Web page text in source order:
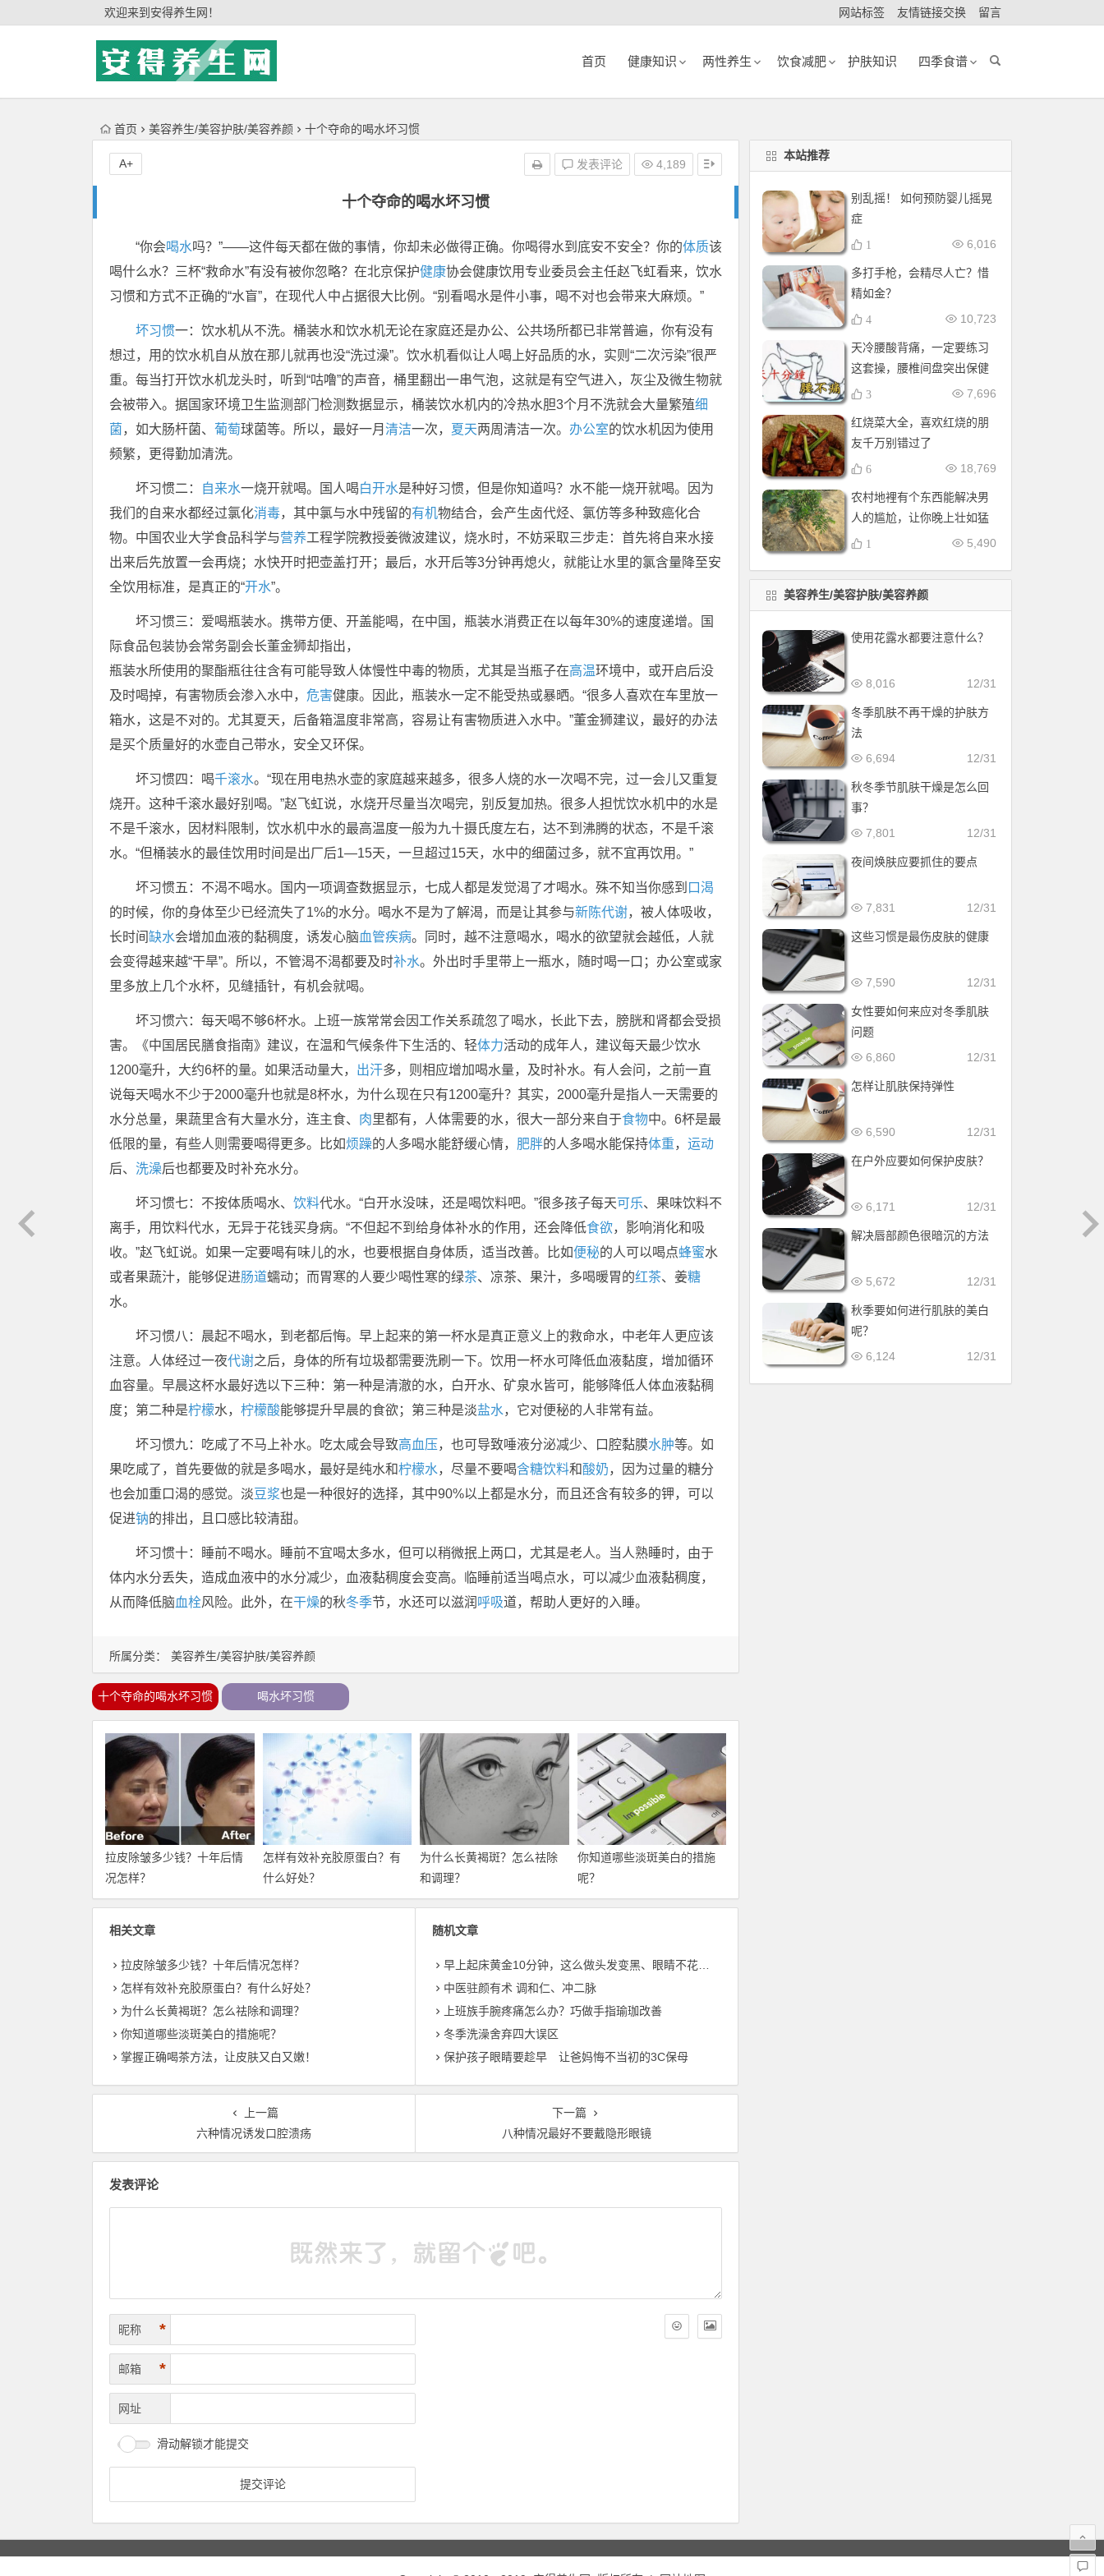
欢迎来到安得养生网！ 网站标签 友情链接交换 留言
首页 健康知识 两性养生 饮食减肥 护肤知识 四季食谱
首页 美容养生/美容护肤/美容养颜 十个夺命的喝水坏习惯
十个夺命的喝水坏习惯
发表评论 4,189
A+
所属分类： 美容养生/美容护肤/美容养颜
“你会喝水吗？”——这件每天都在做的事情，你却未必做得正确。你喝得水到底安不安全？你的体质该
喝什么水？三杯“救命水”有没有被你忽略？在北京保护健康协会健康饮用专业委员会主任赵飞虹看来，饮水
习惯和方式不正确的“水盲”，在现代人中占据很大比例。“别看喝水是件小事，喝不对也会带来大麻烦。”
坏习惯一：饮水机从不洗。桶装水和饮水机无论在家庭还是办公、公共场所都已非常普遍，你有没有
想过，用的饮水机自从放在那儿就再也没“洗过澡”。饮水机看似让人喝上好品质的水，实则“二次污染”很严
重。每当打开饮水机龙头时，听到“咕噜”的声音，桶里翻出一串气泡，这就是有空气进入，灰尘及微生物就
会被带入。据国家环境卫生监测部门检测数据显示，桶装饮水机内的冷热水胆3个月不洗就会大量繁殖细
菌，如大肠杆菌、 葡萄球菌等。所以，最好一月 清洁一次， 夏天两周清洁一次。 办公室的饮水机因为使用
频繁，更得勤加清洗。
坏习惯二： 自来水一烧开就喝。国人喝白开水是种好习惯，但是你知道吗？水不能一烧开就喝。因为
我们的自来水都经过氯化消毒，其中氯与水中残留的有机物结合，会产生卤代烃、氯仿等多种致癌化合
物。中国农业大学食品科学与营养工程学院教授姜微波建议，烧水时，不妨采取三步走：首先将自来水接
出来后先放置一会再烧；水快开时把壶盖打开；最后，水开后等3分钟再熄火，就能让水里的氯含量降至安
全饮用标准，是真正的“开水”。
坏习惯三：爱喝瓶装水。携带方便、开盖能喝，在中国，瓶装水消费正在以每年30%的速度递增。国
际食品包装协会常务副会长董金狮却指出，
瓶装水所使用的聚酯瓶往往含有可能导致人体慢性中毒的物质，尤其是当瓶子在高温环境中，或开启后没
及时喝掉，有害物质会渗入水中， 危害健康。因此，瓶装水一定不能受热或暴晒。“很多人喜欢在车里放一
箱水，这是不对的。尤其夏天，后备箱温度非常高，容易让有害物质进入水中。”董金狮建议，最好的办法
是买个质量好的水壶自己带水，安全又环保。
坏习惯四：喝千滚水。“现在用电热水壶的家庭越来越多，很多人烧的水一次喝不完，过一会儿又重复
烧开。这种千滚水最好别喝。”赵飞虹说，水烧开尽量当次喝完，别反复加热。很多人担忧饮水机中的水是
不是千滚水，因材料限制，饮水机中水的最高温度一般为九十摄氏度左右，达不到沸腾的状态，不是千滚
水。“但桶装水的最佳饮用时间是出厂后1—15天，一旦超过15天，水中的细菌过多，就不宜再饮用。”
坏习惯五：不渴不喝水。国内一项调查数据显示，七成人都是发觉渴了才喝水。殊不知当你感到 口渴
的时候，你的身体至少已经流失了1%的水分。喝水不是为了解渴，而是让其参与新陈代谢，被人体吸收，
长时间缺水会增加血液的黏稠度，诱发心脑血管疾病。同时，越不注意喝水，喝水的欲望就会越低，人就
会变得越来越“干旱”。所以，不管渴不渴都要及时补水。外出时手里带上一瓶水，随时喝一口；办公室或家
里多放上几个水杯，见缝插针，有机会就喝。
坏习惯六：每天喝不够6杯水。上班一族常常会因工作关系疏忽了喝水，长此下去，膀胱和肾都会受损
害。《中国居民膳食指南》建议，在温和气候条件下生活的、轻体力活动的成年人，建议每天最少饮水
1200毫升，大约6杯的量。如果活动量大， 出汗多，则相应增加喝水量，及时补水。有人会问，之前一直
说每天喝水不少于2000毫升也就是8杯水，为什么现在只有1200毫升？其实，2000毫升是指人一天需要的
水分总量，果蔬里含有大量水分，连主食、 肉里都有，人体需要的水，很大一部分来自于食物中。6杯是最
低限的量，有些人则需要喝得更多。比如烦躁的人多喝水能舒缓心情， 肥胖的人多喝水能保持体重， 运动
后、 洗澡后也都要及时补充水分。
坏习惯七：不按体质喝水、 饮料代水。“白开水没味，还是喝饮料吧。”很多孩子每天可乐、果味饮料不
离手，用饮料代水，无异于花钱买身病。“不但起不到给身体补水的作用，还会降低食欲，影响消化和吸
收。”赵飞虹说。如果一定要喝有味儿的水，也要根据自身体质，适当改善。比如便秘的人可以喝点蜂蜜水
或者果蔬汁，能够促进肠道蠕动；而胃寒的人要少喝性寒的绿茶、凉茶、果汁，多喝暖胃的红茶、姜糖
水。
坏习惯八：晨起不喝水，到老都后悔。早上起来的第一杯水是真正意义上的救命水，中老年人更应该
注意。人体经过一夜代谢之后，身体的所有垃圾都需要洗刷一下。饮用一杯水可降低血液黏度，增加循环
血容量。早晨这杯水最好选以下三种：第一种是清澈的水，白开水、矿泉水皆可，能够降低人体血液黏稠
度；第二种是柠檬水， 柠檬酸能够提升早晨的食欲；第三种是淡盐水，它对便秘的人非常有益。
坏习惯九：吃咸了不马上补水。吃太咸会导致高血压，也可导致唾液分泌减少、口腔黏膜水肿等。如
果吃咸了，首先要做的就是多喝水，最好是纯水和柠檬水，尽量不要喝含糖饮料和酸奶，因为过量的糖分
也会加重口渴的感觉。淡豆浆也是一种很好的选择，其中90%以上都是水分，而且还含有较多的钾，可以
促进钠的排出，且口感比较清甜。
坏习惯十：睡前不喝水。睡前不宜喝太多水，但可以稍微抿上两口，尤其是老人。当人熟睡时，由于
体内水分丢失，造成血液中的水分减少，血液黏稠度会变高。临睡前适当喝点水，可以减少血液黏稠度，
从而降低脑血栓风险。此外，在干燥的秋冬季节，水还可以滋润 呼吸道，帮助人更好的入睡。
十个夺命的喝水坏习惯 喝水坏习惯
拉皮除皱多少钱？十年后情
况怎样？
怎样有效补充胶原蛋白？有
什么好处？
为什么长黄褐斑？怎么祛除
和调理？
你知道哪些淡斑美白的措施
呢？
相关文章
拉皮除皱多少钱？十年后情况怎样？
怎样有效补充胶原蛋白？有什么好处？
为什么长黄褐斑？怎么祛除和调理？
你知道哪些淡斑美白的措施呢？
掌握正确喝茶方法，让皮肤又白又嫩！
随机文章
早上起床黄金10分钟，这么做头发变黑、眼睛不花，人更长寿
中医驻颜有术 调和仁、冲二脉
上班族手腕疼痛怎么办？巧做手指瑜珈改善
冬季洗澡舍弃四大误区
保护孩子眼睛要趁早 让爸妈悔不当初的3C保母
上一篇
六种情况诱发口腔溃疡
下一篇
八种情况最好不要戴隐形眼镜
发表评论
昵称 *
邮箱 *
网址
滑动解锁才能提交
本站推荐
别乱摇！ 如何预防婴儿摇晃
症
6,016
1
多打手枪，会精尽人亡？惜
精如金？
10,723
4
天冷腰酸背痛，一定要练习
这套操，腰椎间盘突出保健
操，全套收好！每天十分钟
7,696
3
红烧菜大全，喜欢红烧的朋
友千万别错过了
18,769
6
农村地裡有个东西能解决男
人的尴尬，让你晚上壮如猛
牛床受不了
5,490
1
美容养生/美容护肤/美容养颜
使用花露水都要注意什么？
12/31
8,016
冬季肌肤不再干燥的护肤方
法
12/31
6,694
秋冬季节肌肤干燥是怎么回
事？
12/31
7,801
夜间焕肤应要抓住的要点
12/31
7,831
这些习惯是最伤皮肤的健康
12/31
7,590
女性要如何来应对冬季肌肤
问题
12/31
6,860
怎样让肌肤保持弹性
12/31
6,590
在户外应要如何保护皮肤？
12/31
6,171
解决唇部颜色很暗沉的方法
12/31
5,672
秋季要如何进行肌肤的美白
呢？
12/31
6,124